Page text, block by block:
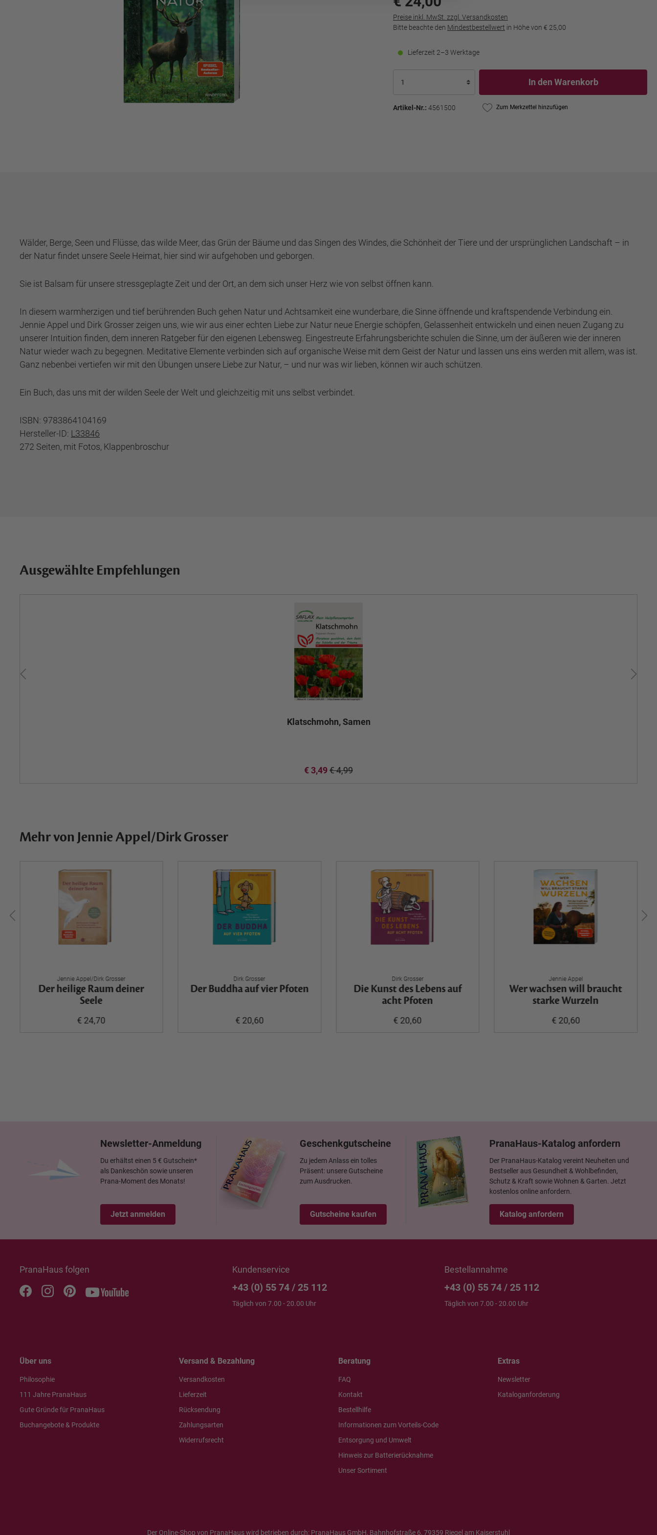
Preise inkl. MwSt. zzgl. Versandkosten
Bitte beachte den Mindestbestellwert in Höhe von € 25,00
Lieferzeit 2–3 Werktage
In den Warenkorb
Artikel-Nr.: 4561500 Zum Merkzettel hinzufügen
Wälder, Berge, Seen und Flüsse, das wilde Meer, das Grün der Bäume und das Singen des Windes, die Schönheit der Tiere und der ursprünglichen Landschaft – in
der Natur findet unsere Seele Heimat, hier sind wir aufgehoben und geborgen.
Sie ist Balsam für unsere stressgeplagte Zeit und der Ort, an dem sich unser Herz wie von selbst öffnen kann.
In diesem warmherzigen und tief berührenden Buch gehen Natur und Achtsamkeit eine wunderbare, die Sinne öffnende und kraftspendende Verbindung ein.
Jennie Appel und Dirk Grosser zeigen uns, wie wir aus einer echten Liebe zur Natur neue Energie schöpfen, Gelassenheit entwickeln und einen neuen Zugang zu
unserer Intuition finden, dem inneren Ratgeber für den eigenen Lebensweg. Eingestreute Erfahrungsberichte schulen die Sinne, um der äußeren wie der inneren
Natur wieder wach zu begegnen. Meditative Elemente verbinden sich auf organische Weise mit dem Geist der Natur und lassen uns eins werden mit allem, was ist.
Ganz nebenbei vertiefen wir mit den Übungen unsere Liebe zur Natur, – und nur was wir lieben, können wir auch schützen.
Ein Buch, das uns mit der wilden Seele der Welt und gleichzeitig mit uns selbst verbindet.
ISBN: 9783864104169
Hersteller-ID: L33846
272 Seiten, mit Fotos, Klappenbroschur
Ausgewählte Empfehlungen
Klatschmohn, Samen
€ 3,49€ 4,99
Mehr von Jennie Appel/Dirk Grosser
Jennie Appel/Dirk Grosser
Der heilige Raum deiner
Seele
€ 24,70
Dirk Grosser
Der Buddha auf vier Pfoten
€ 20,60
Dirk Grosser
Die Kunst des Lebens auf
acht Pfoten
€ 20,60
Jennie Appel
Wer wachsen will braucht
starke Wurzeln
€ 20,60
Newsletter-Anmeldung
Du erhältst einen 5 € Gutschein*
als Dankeschön sowie unseren
Prana-Moment des Monats!
Jetzt anmelden
Geschenkgutscheine
Zu jedem Anlass ein tolles
Präsent: unsere Gutscheine
zum Ausdrucken.
Gutscheine kaufen
PranaHaus-Katalog anfordern
Der PranaHaus-Katalog vereint Neuheiten und
Bestseller aus Gesundheit & Wohlbefinden,
Schutz & Kraft sowie Wohnen & Garten. Jetzt
kostenlos online anfordern.
Katalog anfordern
PranaHaus folgen Kundenservice
+43 (0) 55 74 / 25 112
Täglich von 7.00 - 20.00 Uhr
Bestellannahme
+43 (0) 55 74 / 25 112
Täglich von 7.00 - 20.00 Uhr
Über uns
Philosophie
111 Jahre PranaHaus
Gute Gründe für PranaHaus
Buchangebote & Produkte
Versand & Bezahlung
Versandkosten
Lieferzeit
Rücksendung
Zahlungsarten
Widerrufsrecht
Beratung
FAQ
Kontakt
Bestellhilfe
Informationen zum Vorteils-Code
Entsorgung und Umwelt
Hinweis zur Batterierücknahme
Unser Sortiment
Extras
Newsletter
Kataloganforderung
Der Online-Shop von PranaHaus wird betrieben durch: PranaHaus GmbH, Bahnhofstraße 6, 79359 Riegel am Kaiserstuhl